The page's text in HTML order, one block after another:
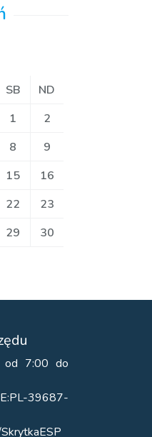
SB
ND
1
2
8
9
15
16
22
23
29
30
od 7:00 do
39687-